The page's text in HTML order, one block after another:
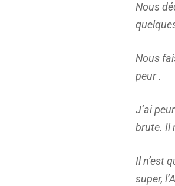
Nous
Nous
peur .
J’ai
brute. Il
Il n’est
super,